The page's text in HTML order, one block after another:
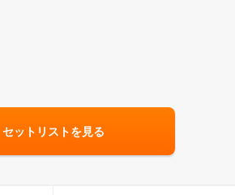
セットリストを見る